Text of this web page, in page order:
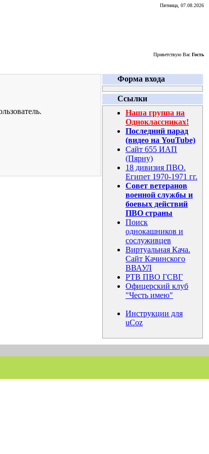
Пятница, 07.08.2026
Приветствую Вас Гость
Форма входа
Ссылки
Наша группа на
Одноклассниках!
Последний парад
(видео на YouTube)
Сайт 655 ИАП
(Пярну)
18 дивизия ПВО.
Египет 1970-1971 гг.
Совет ветеранов
военной службы и
боевых действий
ПВО страны
Поиск
однокашников и
сослуживцев
Виртуальная Кача.
Сайт Качинского
ВВАУЛ
РТВ ПВО ГСВГ
Офицерский клуб
"Честь имею"
Инструкции для
uCoz